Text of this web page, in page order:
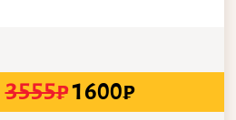
3555₽1600₽